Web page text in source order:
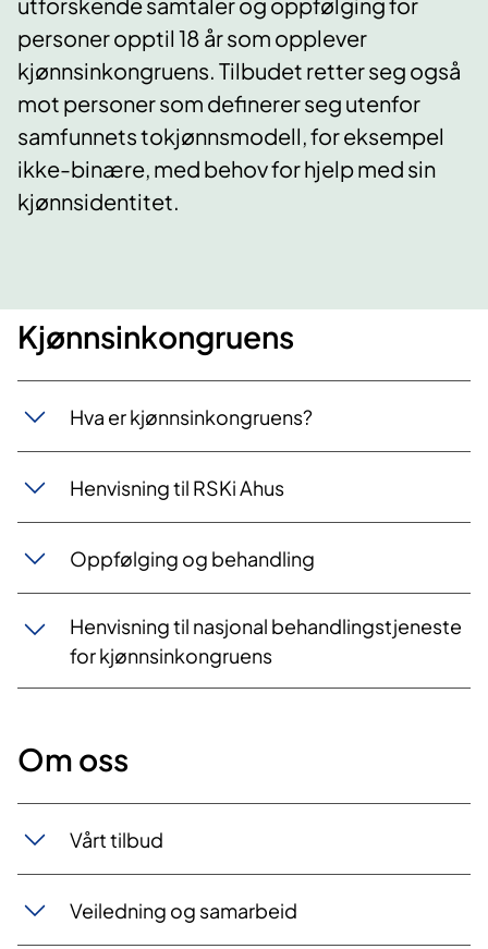
personer opptil 18 år som opplever
kjønnsinkongruens. Tilbudet retter seg også
mot personer som definerer seg utenfor
samfunnets tokjønnsmodell, for eksempel
ikke-binære, med behov for hjelp med sin
kjønnsidentitet.
Kjønnsinkongruens
Hva er kjønnsinkongruens?
Henvisning til RSKi Ahus
Oppfølging og behandling
Henvisning til nasjonal behandlingstjeneste
for kjønnsinkongruens
Om oss
Vårt tilbud
Veiledning og samarbeid